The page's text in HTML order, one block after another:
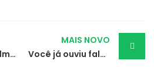
Como foi seu almoço no domingo passado?
MAIS NOVO
Você já ouviu falar de Alienação Parental Contra o Idoso?